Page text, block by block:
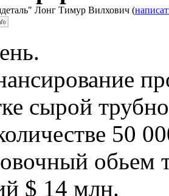
Лонг Тимур Вилхович (
сырой
50
обьем
$ 14 млн.